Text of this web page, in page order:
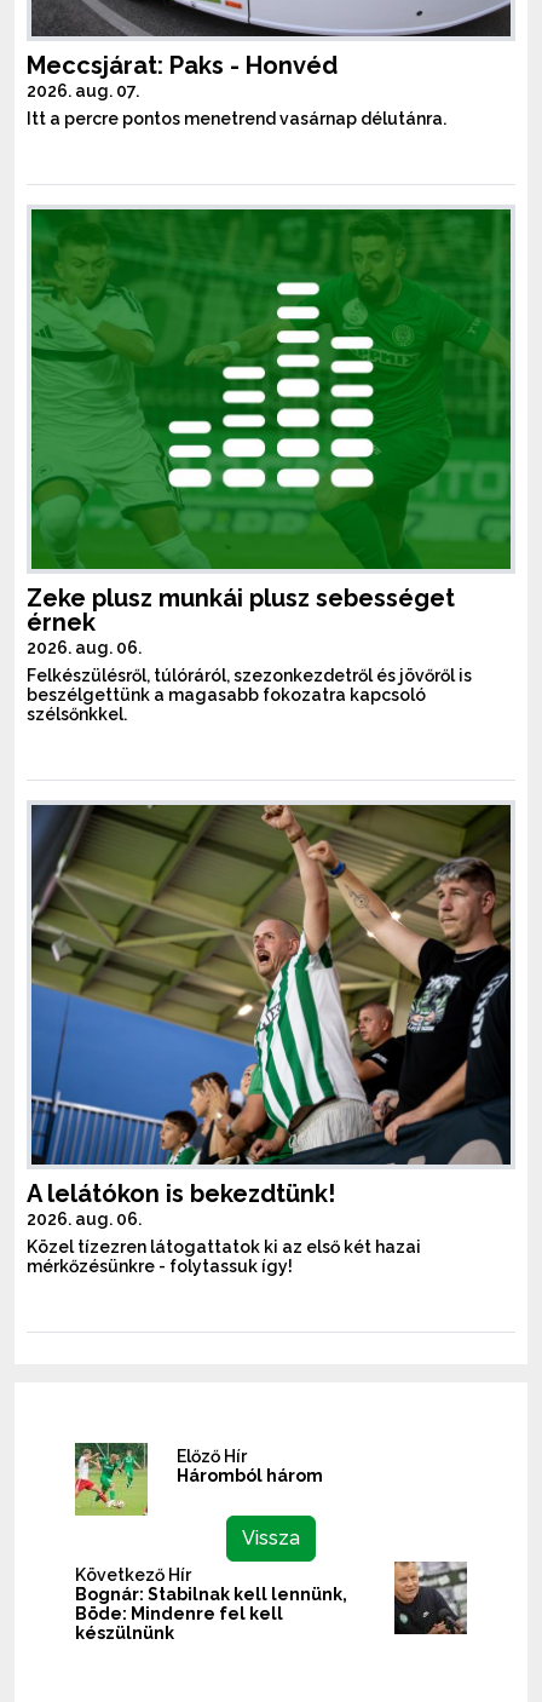
Meccsjárat: Paks - Honvéd
2026. aug. 07.
Itt a percre pontos menetrend vasárnap délutánra.
Zeke plusz munkái plusz sebességet
érnek
2026. aug. 06.
Felkészülésről, túlóráról, szezonkezdetről és jövőről is
beszélgettünk a magasabb fokozatra kapcsoló
szélsőnkkel.
A lelátókon is bekezdtünk!
2026. aug. 06.
Közel tízezren látogattatok ki az első két hazai
mérkőzésünkre - folytassuk így!
Előző Hír
Háromból három
Vissza
Következő Hír
Bognár: Stabilnak kell lennünk,
Böde: Mindenre fel kell
készülnünk